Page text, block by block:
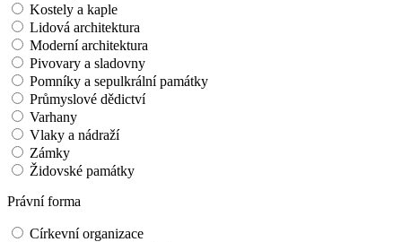
Kostely a kaple
Lidová architektura
Moderní architektura
Pivovary a sladovny
Pomníky a sepulkrální památky
Průmyslové dědictví
Varhany
Vlaky a nádraží
Zámky
Židovské památky
Právní forma
Církevní organizace